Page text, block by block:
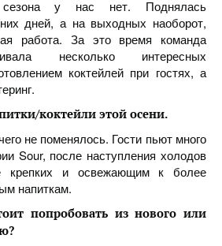
сезона у нас нет. Поднялась
дней, а на выходных наоборот,
работа. За это время команда
несколько интересных
коктейлей при гостях, а
коктейли этой осени.
не поменялось. Гости пьют много
Sour, после наступления холодов
крепких и освежающим к более
напиткам.
попробовать из нового или
?